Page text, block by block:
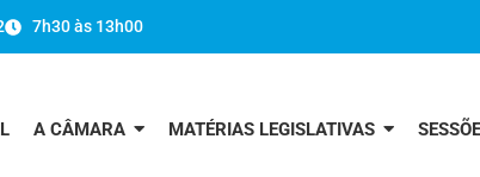
7h30 às 13h00
A CÂMARA MATÉRIAS LEGISLATIVAS